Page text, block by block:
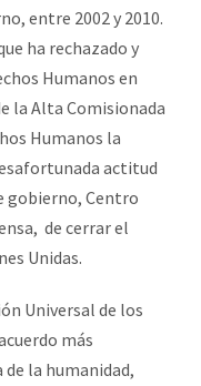
entre 2002 y 2010.
ha rechazado y
Humanos en
la Alta Comisionada
Humanos la
actitud
gobierno, Centro
de cerrar el
Unidas.
Universal de los
más
la humanidad,